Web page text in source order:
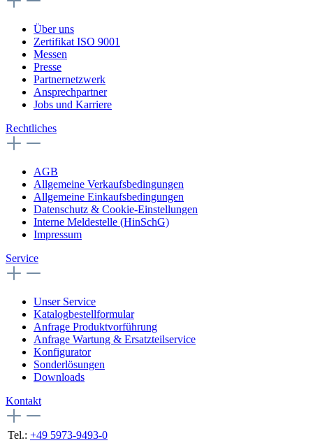
Über uns
Zertifikat ISO 9001
Messen
Presse
Partnernetzwerk
Ansprechpartner
Jobs und Karriere
Rechtliches
AGB
Allgemeine Verkaufsbedingungen
Allgemeine Einkaufsbedingungen
Datenschutz & Cookie-Einstellungen
Interne Meldestelle (HinSchG)
Impressum
Service
Unser Service
Katalogbestellformular
Anfrage Produktvorführung
Anfrage Wartung & Ersatzteilservice
Konfigurator
Sonderlösungen
Downloads
Kontakt
Tel.: +49 5973-9493-0